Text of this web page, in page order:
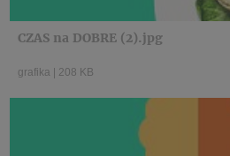
CZAS na DOBRE (2).jpg
grafika 208 KB